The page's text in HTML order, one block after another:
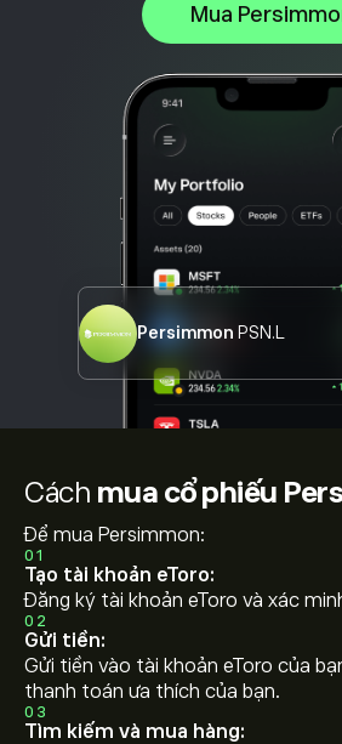
Mua
Persimmon PSN.L
Cách mua cổ phiếu
Để mua Persimmon:
01
Tạo tài khoản eToro:
Đăng ký tài khoản eToro và xác
02
Gửi tiền:
Gửi tiền vào tài khoản eToro của
thanh toán ưa thích của bạn.
03
Tìm kiếm và mua hàng: